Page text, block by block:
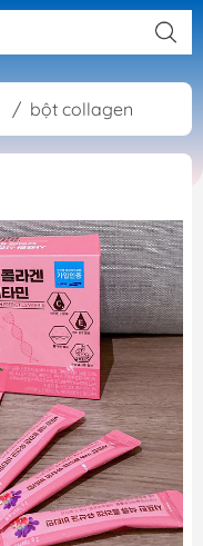
/ bột collagen